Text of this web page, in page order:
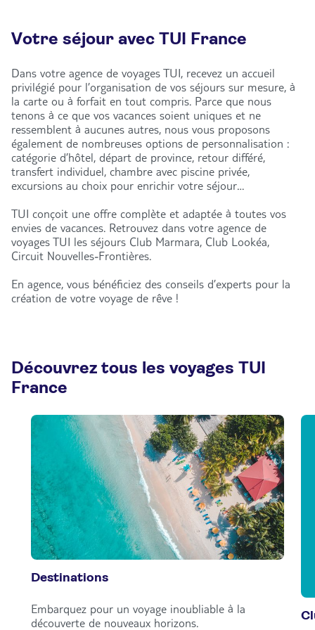
Votre séjour avec TUI France
Dans votre agence de voyages TUI, recevez un accueil
privilégié pour l’organisation de vos séjours sur mesure, à
la carte ou à forfait en tout compris. Parce que nous
tenons à ce que vos vacances soient uniques et ne
ressemblent à aucunes autres, nous vous proposons
également de nombreuses options de personnalisation :
catégorie d’hôtel, départ de province, retour différé,
transfert individuel, chambre avec piscine privée,
excursions au choix pour enrichir votre séjour…
TUI conçoit une offre complète et adaptée à toutes vos
envies de vacances. Retrouvez dans votre agence de
voyages TUI les séjours Club Marmara, Club Lookéa,
Circuit Nouvelles-Frontières.
En agence, vous bénéficiez des conseils d’experts pour la
création de votre voyage de rêve !
Découvrez tous les voyages TUI
France
Destinations
Embarquez pour un voyage inoubliable à la
découverte de nouveaux horizons.